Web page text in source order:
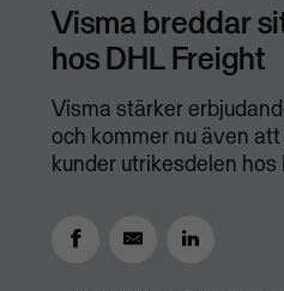
Visma breddar
hos DHL Freight
Visma stärker
och kommer nu även
kunder utrikesdelen hos